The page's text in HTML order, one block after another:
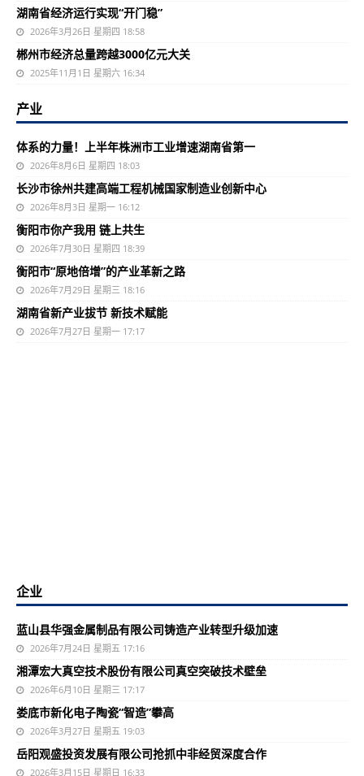
湖南省经济运行实现“开门稳”
2026年3月26日 星期四 18:58
郴州市经济总量跨越3000亿元大关
2025年11月1日 星期六 16:34
产业
体系的力量！上半年株洲市工业增速湖南省第一
2026年8月6日 星期四 18:03
长沙市徐州共建高端工程机械国家制造业创新中心
2026年8月3日 星期一 16:12
衡阳市你产我用 链上共生
2026年7月30日 星期四 18:39
衡阳市“原地倍增”的产业革新之路
2026年7月29日 星期三 18:16
湖南省新产业拔节 新技术赋能
2026年7月27日 星期一 17:17
企业
蓝山县华强金属制品有限公司铸造产业转型升级加速
2026年7月24日 星期五 17:16
湘潭宏大真空技术股份有限公司真空突破技术壁垒
2026年6月10日 星期三 17:17
娄底市新化电子陶瓷“智造”攀高
2026年3月27日 星期五 19:03
岳阳观盛投资发展有限公司抢抓中非经贸深度合作
2026年3月15日 星期日 16:33